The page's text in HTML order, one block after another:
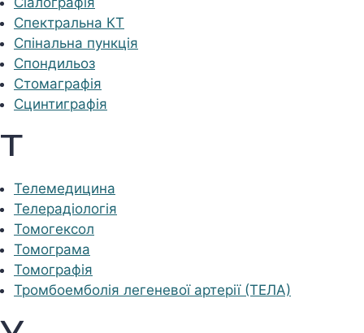
Спектральна КТ
Спінальна пункція
Спондильоз
Стомаграфія
Сцинтиграфія
Т
Телемедицина
Телерадіологія
Томогексол
Томограма
Томографія
Тромбоемболія легеневої артерії (ТЕЛА)